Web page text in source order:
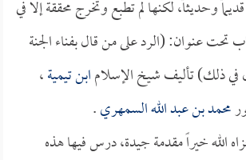
وحديثاً، لكنها لم تطبع وتخرج محققة إلا في
تحت عنوان: (الرد على من قال بفناء الجنة
في ذلك) تأليف شيخ الإسلامابن تيمية،
محمد بن عبد الله السمهري.
الله خيراً مقدمة جيدة، درس فيها هذه